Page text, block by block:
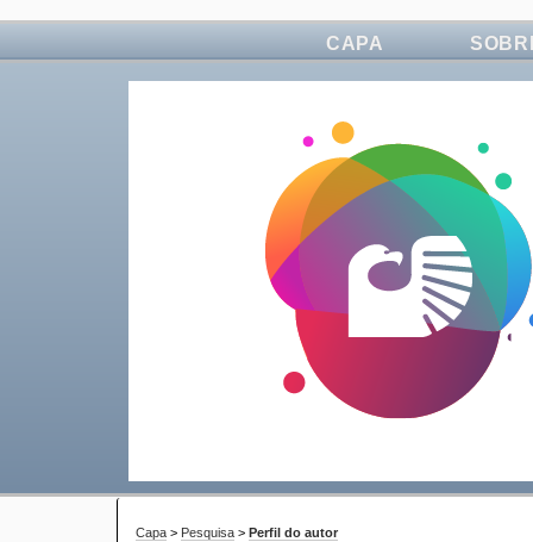
CAPA
Capa > Pesquisa > Perfil do autor